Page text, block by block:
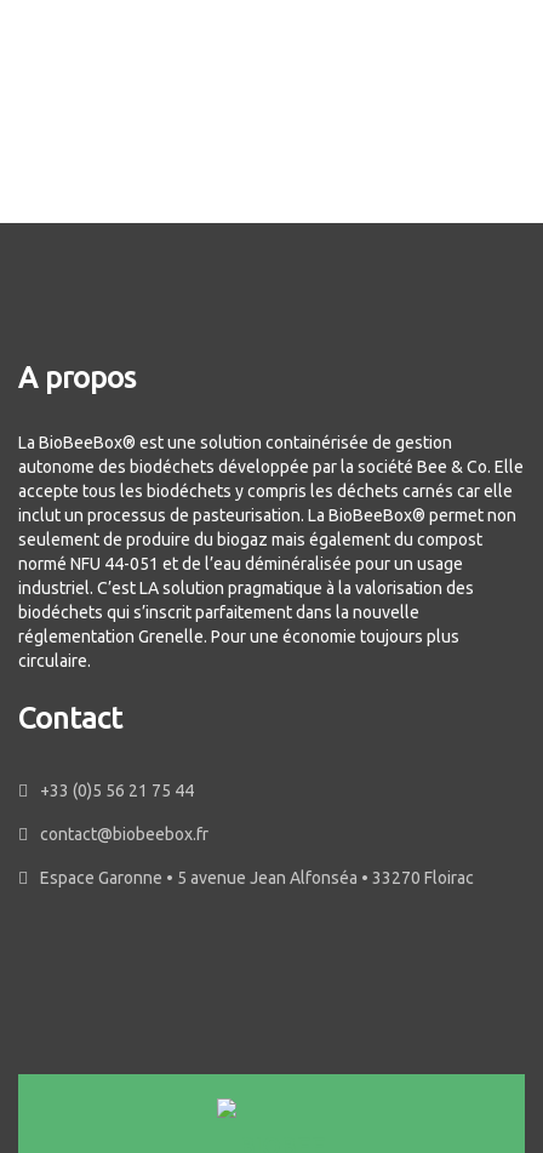
A propos
La BioBeeBox® est une solution containérisée de gestion
autonome des biodéchets développée par la société Bee & Co. Elle
accepte tous les biodéchets y compris les déchets carnés car elle
inclut un processus de pasteurisation. La BioBeeBox® permet non
seulement de produire du biogaz mais également du compost
normé NFU 44-051 et de l’eau déminéralisée pour un usage
industriel. C’est LA solution pragmatique à la valorisation des
biodéchets qui s’inscrit parfaitement dans la nouvelle
réglementation Grenelle. Pour une économie toujours plus
circulaire.
Contact
+33 (0)5 56 21 75 44
contact@biobeebox.fr
Espace Garonne • 5 avenue Jean Alfonséa • 33270 Floirac